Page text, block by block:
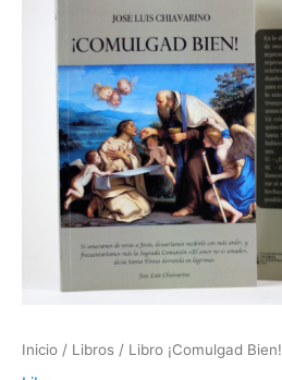
Inicio / Libros / Libro ¡Comulgad Bien!
cantidad